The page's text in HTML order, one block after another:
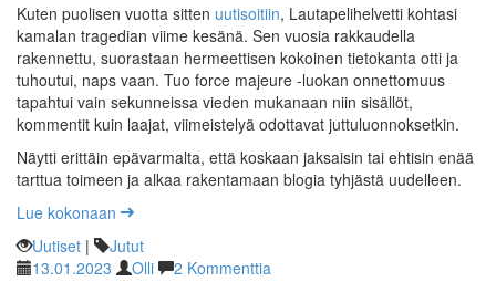
Kuten puolisen vuotta sitten uutisoitiin, Lautapelihelvetti kohtasi
kamalan tragedian viime kesänä. Sen vuosia rakkaudella
rakennettu, suorastaan hermeettisen kokoinen tietokanta otti ja
tuhoutui, naps vaan. Tuo force majeure -luokan onnettomuus
tapahtui vain sekunneissa vieden mukanaan niin sisällöt,
kommentit kuin laajat, viimeistelyä odottavat juttuluonnoksetkin.
Näytti erittäin epävarmalta, että koskaan jaksaisin tai ehtisin enää
tarttua toimeen ja alkaa rakentamaan blogia tyhjästä uudelleen.
Lue kokonaan
Uutiset |
Jutut
13.01.2023
Olli 2 Kommenttia